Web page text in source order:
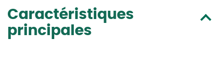
Caractéristiques
principales